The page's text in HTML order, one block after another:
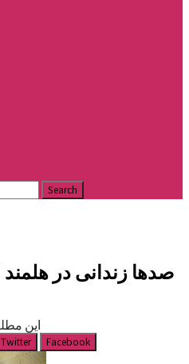
صدها زندانی در
این
Twitter Facebook